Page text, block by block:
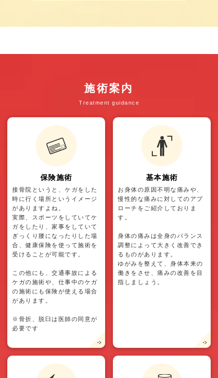
施術案内
Treatment guidance
保険施術
接骨院というと、ケガをした
時に行く場所というイメージ
がありますよね。
実際、スポーツをしていてケ
ガをしたり、家事をしていて
ぎっくり腰になったりした場
合、健康保険を使って施術を
受けることが可能です。
この他にも、交通事故による
ケガの施術や、仕事中のケガ
の施術にも保険が使える場合
があります。
※骨折、脱臼は医師の同意が
必要です
基本施術
お身体の原因不明な痛みや、
慢性的な痛みに対してのアプ
ローチをご紹介しておりま
す。
身体の痛みは全身のバランス
調整によって大きく改善でき
るものがあります。
ゆがみを整えて、身体本来の
働きをさせ、痛みの改善を目
指しましょう。